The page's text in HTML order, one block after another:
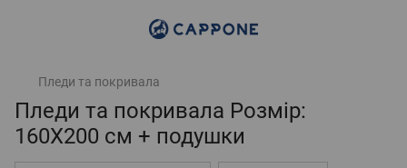
Пледи та покривала
Пледи та покривала Розмір:
160Х200 см + подушки